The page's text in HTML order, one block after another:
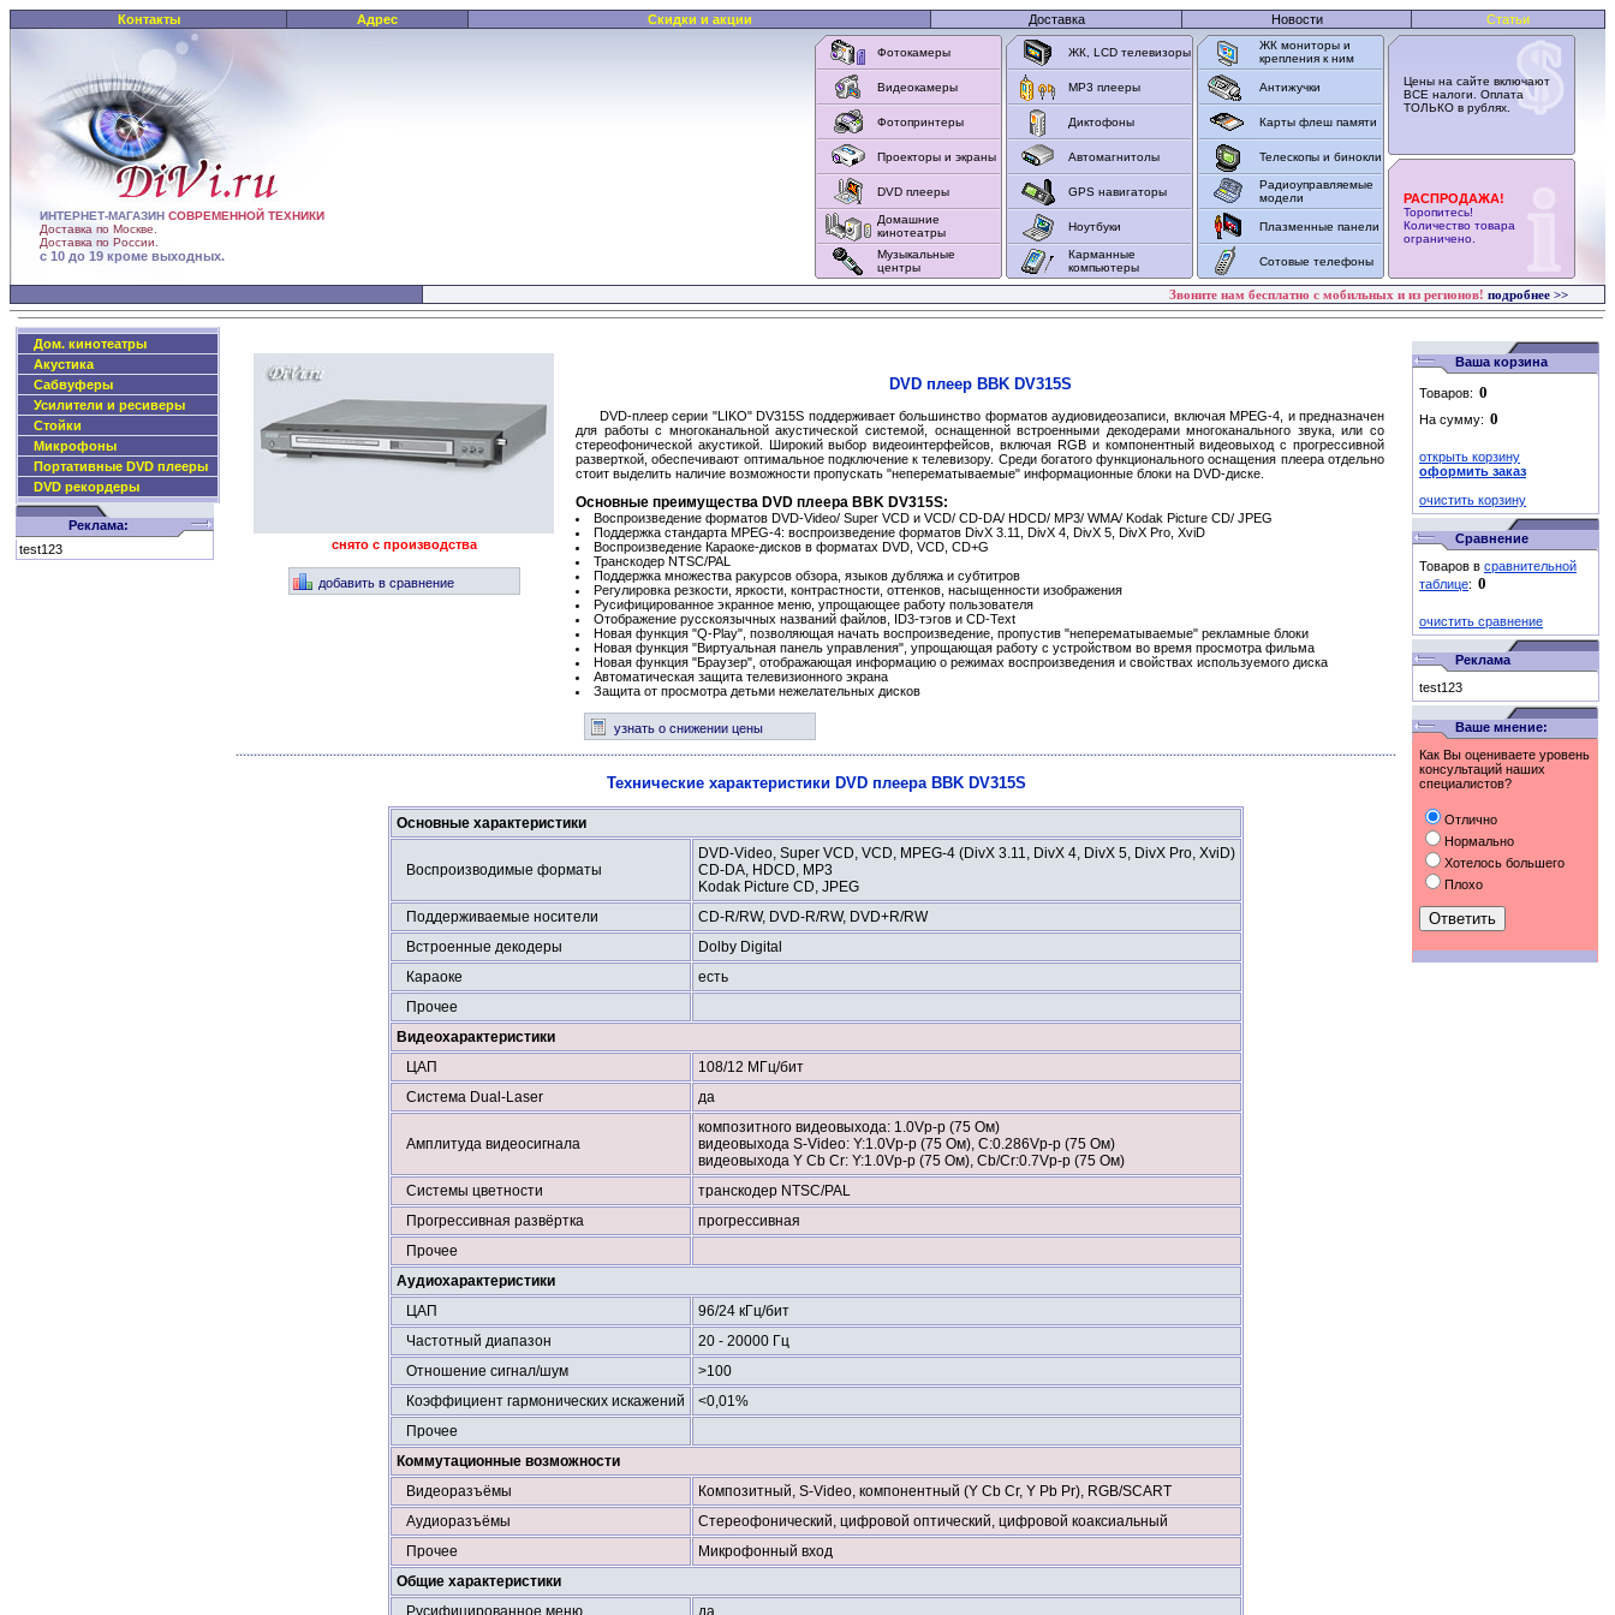
Контакты Адрес Скидки и акции Доставка Новости Статьи
ИНТЕРНЕТ-МАГАЗИН СОВРЕМЕННОЙ ТЕХНИКИ
Доставка по Москве.
Доставка по России.
с 10 до 19 кроме выходных.
Фотокамеры
Видеокамеры
Фотопринтеры
Проекторы и экраны
DVD плееры
Домашние
кинотеатры
Музыкальные
центры
ЖК, LCD телевизоры
MP3 плееры
Диктофоны
Автомагнитолы
GPS навигаторы
Ноутбуки
Карманные
компьютеры
ЖК мониторы и
крепления к ним
Антижучки
Карты флеш памяти
Телескопы и бинокли
Радиоуправляемые
модели
Плазменные панели
Сотовые телефоны
Цены на сайте включают
ВСЕ налоги. Оплата
ТОЛЬКО в рублях.
РАСПРОДАЖА!
Торопитесь!
Количество товара
ограничено.
Звоните нам бесплатно с мобильных и из регионов! подробнее >>
Дом. кинотеатры
Акустика
Сабвуферы
Усилители и ресиверы
Стойки
Микрофоны
Портативные DVD плееры
DVD рекордеры
Реклама:
test123
снято с производства
добавить в сравнение
DVD плеер BBK DV315S
DVD-плеер серии "LIKO" DV315S поддерживает большинство форматов аудиовидеозаписи, включая MPEG-4, и предназначен
для работы с многоканальной акустической системой, оснащенной встроенными декодерами многоканального звука, или со
стереофонической акустикой. Широкий выбор видеоинтерфейсов, включая RGB и компонентный видеовыход с прогрессивной
разверткой, обеспечивают оптимальное подключение к телевизору. Среди богатого функционального оснащения плеера отдельно
стоит выделить наличие возможности пропускать "неперематываемые" информационные блоки на DVD-диске.
Основные преимущества DVD плеера BBK DV315S:
Воспроизведение форматов DVD-Video/ Super VCD и VCD/ CD-DA/ HDCD/ MP3/ WMA/ Kodak Picture CD/ JPEG
Поддержка стандарта MPEG-4: воспроизведение форматов DivX 3.11, DivX 4, DivX 5, DivX Pro, XviD
Воспроизведение Караоке-дисков в форматах DVD, VCD, CD+G
Транскодер NTSC/PAL
Поддержка множества ракурсов обзора, языков дубляжа и субтитров
Регулировка резкости, яркости, контрастности, оттенков, насыщенности изображения
Русифицированное экранное меню, упрощающее работу пользователя
Отображение русскоязычных названий файлов, ID3-тэгов и CD-Text
Новая функция "Q-Play", позволяющая начать воспроизведение, пропустив "неперематываемые" рекламные блоки
Новая функция "Виртуальная панель управления", упрощающая работу с устройством во время просмотра фильма
Новая функция "Браузер", отображающая информацию о режимах воспроизведения и свойствах используемого диска
Автоматическая защита телевизионного экрана
Защита от просмотра детьми нежелательных дисков
узнать о снижении цены
Технические характеристики DVD плеера BBK DV315S
Основные характеристики
Воспроизводимые форматы
DVD-Video, Super VCD, VCD, MPEG-4 (DivX 3.11, DivX 4, DivX 5, DivX Pro, XviD)
CD-DA, HDCD, MP3
Kodak Picture CD, JPEG
Поддерживаемые носители
CD-R/RW, DVD-R/RW, DVD+R/RW
Встроенные декодеры
Dolby Digital
Караоке
есть
Прочее
Видеохарактеристики
ЦАП
108/12 МГц/бит
Система Dual-Laser
да
Амплитуда видеосигнала
композитного видеовыхода: 1.0Vp-p (75 Ом)
видеовыхода S-Video: Y:1.0Vp-p (75 Ом), C:0.286Vp-p (75 Ом)
видеовыхода Y Cb Cr: Y:1.0Vp-p (75 Ом), Cb/Cr:0.7Vp-p (75 Ом)
Системы цветности
транскодер NTSC/PAL
Прогрессивная развёртка
прогрессивная
Прочее
Аудиохарактеристики
ЦАП
96/24 кГц/бит
Частотный диапазон
20 - 20000 Гц
Отношение сигнал/шум
>100
Коэффициент гармонических искажений
<0,01%
Прочее
Коммутационные возможности
Видеоразъёмы
Композитный, S-Video, компонентный (Y Cb Cr, Y Pb Pr), RGB/SCART
Аудиоразъёмы
Стереофонический, цифровой оптический, цифровой коаксиальный
Прочее
Микрофонный вход
Общие характеристики
Русифицированное меню
да
Ваша корзина
Товаров:
На сумму:
открыть корзину
оформить заказ
очистить корзину
Сравнение
Товаров в сравнительной
таблице:
очистить сравнение
Реклама
test123
Ваше мнение:
Как Вы оцениваете уровень
консультаций наших
специалистов?
Отлично
Нормально
Хотелось большего
Плохо